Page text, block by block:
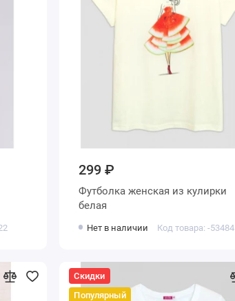
299 ₽
Футболка женская из кулирки
белая
Нет в наличии Код товара: -53484
Скидки
Популярный